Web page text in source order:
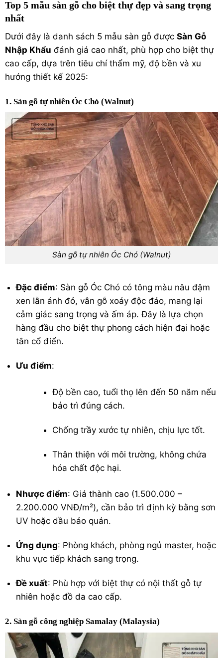
Top 5 mẫu sàn gỗ cho biệt thự đẹp và sang trọng
nhất
Dưới đây là danh sách 5 mẫu sàn gỗ được Sàn Gỗ
Nhập Khẩu đánh giá cao nhất, phù hợp cho biệt thự
cao cấp, dựa trên tiêu chí thẩm mỹ, độ bền và xu
hướng thiết kế 2025:
1. Sàn gỗ tự nhiên Óc Chó (Walnut)
Sàn gỗ tự nhiên Óc Chó (Walnut)
Đặc điểm: Sàn gỗ Óc Chó có tông màu nâu đậm
xen lẫn ánh đỏ, vân gỗ xoáy độc đáo, mang lại
cảm giác sang trọng và ấm áp. Đây là lựa chọn
hàng đầu cho biệt thự phong cách hiện đại hoặc
tân cổ điển.
Ưu điểm:
Độ bền cao, tuổi thọ lên đến 50 năm nếu
bảo trì đúng cách.
Chống trầy xước tự nhiên, chịu lực tốt.
Thân thiện với môi trường, không chứa
hóa chất độc hại.
Nhược điểm: Giá thành cao (1.500.000 –
2.200.000 VNĐ/m²), cần bảo trì định kỳ bằng sơn
UV hoặc dầu bảo quản.
Ứng dụng: Phòng khách, phòng ngủ master, hoặc
khu vực tiếp khách sang trọng.
Đề xuất: Phù hợp với biệt thự có nội thất gỗ tự
nhiên hoặc đồ da cao cấp.
2. Sàn gỗ công nghiệp Samalay (Malaysia)